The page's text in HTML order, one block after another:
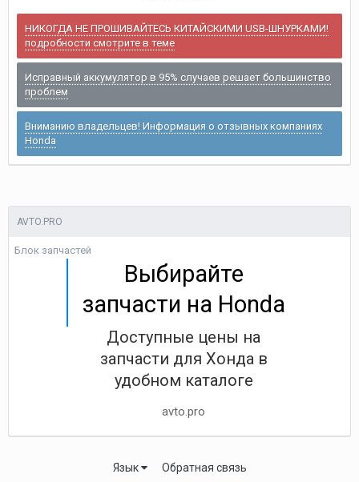
НИКОГДА НЕ ПРОШИВАЙТЕСЬ КИТАЙСКИМИ USB-ШНУРКАМИ!
подробности смотрите в теме
Исправный аккумулятор в 95% случаев решает большинство
проблем
Вниманию владельцев! Информация о отзывных компаниях
Honda
AVTO.PRO
Блок запчастей
Выбирайте
запчасти на Honda
Доступные цены на
запчасти для Хонда в
удобном каталоге
avto.pro
Язык Обратная связь